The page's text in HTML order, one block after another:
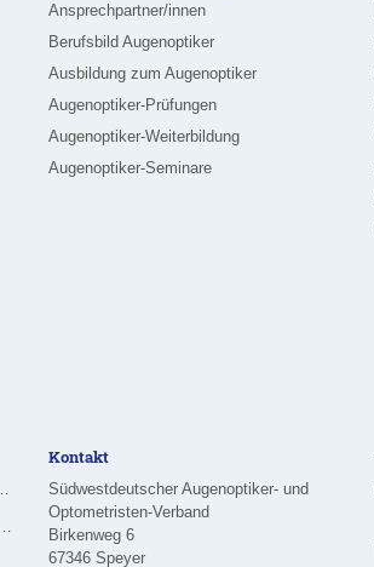
Ansprechpartner/innen
Berufsbild Augenoptiker
Ausbildung zum Augenoptiker
Augenoptiker-Prüfungen
Augenoptiker-Weiterbildung
Augenoptiker-Seminare
im Saarland
für die Deutsche Meisterschaft im Handwerk
Kontakt
Südwestdeutscher Augenoptiker- und
Optometristen-Verband
Birkenweg 6
67346 Speyer